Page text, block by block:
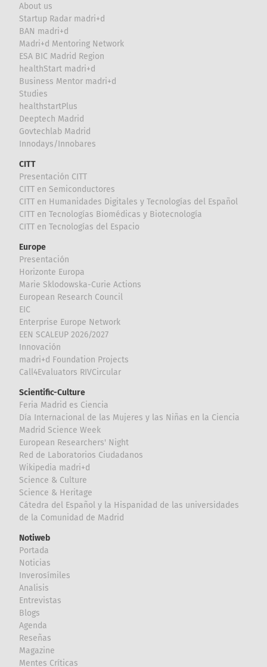
About us
Startup Radar madri+d
BAN madri+d
Madri+d Mentoring Network
ESA BIC Madrid Region
healthStart madri+d
Business Mentor madri+d
Studies
healthstartPlus
Deeptech Madrid
Govtechlab Madrid
Innodays/Innobares
CITT
Presentación CITT
CITT en Semiconductores
CITT en Humanidades Digitales y Tecnologías del Español
CITT en Tecnologías Biomédicas y Biotecnología
CITT en Tecnologías del Espacio
Europe
Presentación
Horizonte Europa
Marie Sklodowska-Curie Actions
European Research Council
EIC
Enterprise Europe Network
EEN SCALEUP 2026/2027
Innovación
madri+d Foundation Projects
Call4Evaluators RIVCircular
Scientific-Culture
Feria Madrid es Ciencia
Día Internacional de las Mujeres y las Niñas en la Ciencia
Madrid Science Week
European Researchers' Night
Red de Laboratorios Ciudadanos
Wikipedia madri+d
Science & Culture
Science & Heritage
Cátedra del Español y la Hispanidad de las universidades
de la Comunidad de Madrid
Notiweb
Portada
Noticias
Inverosímiles
Analisis
Entrevistas
Blogs
Agenda
Reseñas
Magazine
Mentes Críticas